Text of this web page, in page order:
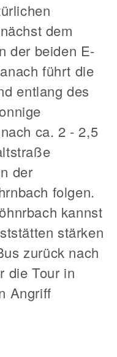
dem
der beiden E-
führt die
entlang des
ca. 2 - 2,5
der
folgen.
kannst
stärken
zurück nach
die Tour in
Angriff